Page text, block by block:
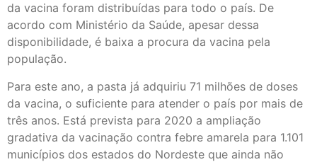
da vacina foram distribuídas para todo o país. De
acordo com Ministério da Saúde, apesar dessa
disponibilidade, é baixa a procura da vacina pela
população.
Para este ano, a pasta já adquiriu 71 milhões de doses
da vacina, o suficiente para atender o país por mais de
três anos. Está prevista para 2020 a ampliação
gradativa da vacinação contra febre amarela para 1.101
municípios dos estados do Nordeste que ainda não